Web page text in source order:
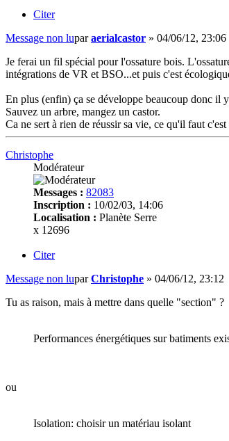
Citer
Message non luparaerialcastor » 04/06/12, 23:06
Je ferai un fil spécial pour l'ossature bois.
intégrations de VR et BSO...et puis c'est
En plus (enfin) ça se développe beaucoup donc il
Sauvez un arbre, mangez un castor.
Ca ne sert à rien de réussir sa vie, ce qu'il faut c'est
Christophe
Modérateur
Messages : 82083
Inscription : 10/02/03, 14:06
Localisation : Planète Serre
x 12696
Citer
Message non luparChristophe » 04/06/12, 23:12
Tu as raison, mais à mettre dans quelle "section" ?
Performances énergétiques sur batiments
ou
Isolation: choisir un matériau isolant